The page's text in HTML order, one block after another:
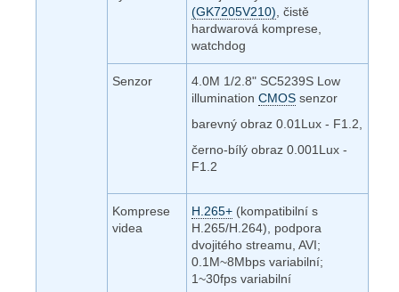
(GK7205V210) , čistě
hardwarová komprese,
watchdog
Senzor
4.0M 1/2.8" SC5239S Low
illumination CMOS senzor
barevný obraz 0.01Lux - F1.2,
černo-bílý obraz 0.001Lux -
F1.2
Komprese
videa
H.265+ (kompatibilní s
H.265/H.264), podpora
dvojitého streamu, AVI;
0.1M~8Mbps variabilní;
1~30fps variabilní